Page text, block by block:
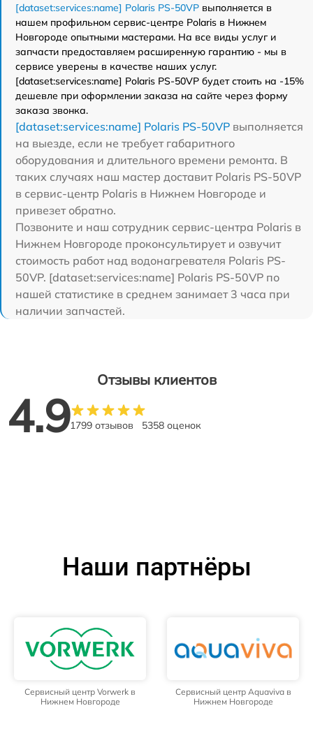
[dataset:services:name] Polaris PS-50VP выполняется в
нашем профильном сервис-центре Polaris в Нижнем
Новгороде опытными мастерами. На все виды услуг и
запчасти предоставляем расширенную гарантию - мы в
сервисе уверены в качестве наших услуг.
[dataset:services:name] Polaris PS-50VP будет стоить на -15%
дешевле при оформлении заказа на сайте через форму
заказа звонка.
[dataset:services:name] Polaris PS-50VP выполняется
на выезде, если не требует габаритного
оборудования и длительного времени ремонта. В
таких случаях наш мастер доставит Polaris PS-50VP
в сервис-центр Polaris в Нижнем Новгороде и
привезет обратно.
Позвоните и наш сотрудник сервис-центра Polaris в
Нижнем Новгороде проконсультирует и озвучит
стоимость работ над водонагревателя Polaris PS-
50VP. [dataset:services:name] Polaris PS-50VP по
нашей статистике в среднем занимает 3 часа при
наличии запчастей.
Отзывы клиентов
4.91799 отзывов 5358 оценок
Наши партнёры
Сервисный центр Vorwerk в
Нижнем Новгороде
Сервисный центр Aquaviva в
Нижнем Новгороде